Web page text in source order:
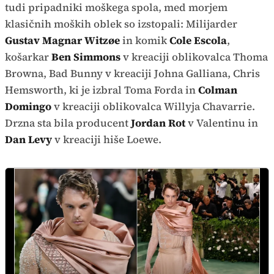
tudi pripadniki moškega spola, med morjem
klasičnih moških oblek so izstopali: Milijarder
Gustav Magnar Witzøein komikCole Escola,
košarkarBen Simmonsv kreaciji oblikovalca Thoma
Browna, Bad Bunny v kreaciji Johna Galliana, Chris
Hemsworth, ki je izbral Toma Forda inColman
Domingov kreaciji oblikovalca Willyja Chavarrie.
Drzna sta bila producentJordan Rotv Valentinu in
Dan Levyv kreaciji hiše Loewe.